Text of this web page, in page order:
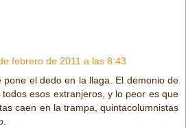
febrero de 2011 a las 8:43
pone el dedo en la llaga. El demonio de
esos extranjeros, y lo peor es que
caen en la trampa, quintacolumnistas